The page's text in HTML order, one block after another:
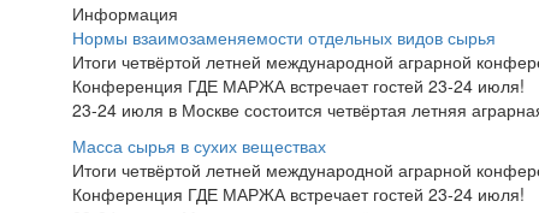
Информация
Нормы взаимозаменяемости отдельных видов сырья
Итоги четвёртой летней международной аграрной
Конференция ГДЕ МАРЖА встречает гостей 23-24 июля!
23-24 июля в Москве состоится четвёртая летняя
Масса сырья в сухих веществах
Итоги четвёртой летней международной аграрной
Конференция ГДЕ МАРЖА встречает гостей 23-24 июля!